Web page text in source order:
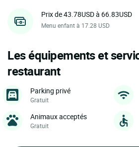
Prix de 43.78USD à 66.83USD
Menu enfant à 17.28 USD
Les équipements et
restaurant
Parking privé
Gratuit
Animaux acceptés
Gratuit